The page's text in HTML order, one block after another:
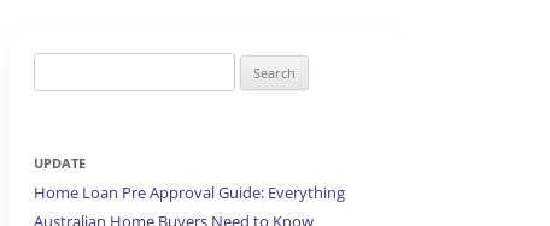
for:
UPDATE
Home Loan Pre Approval Guide: Everything
Australian Home Buyers Need to Know